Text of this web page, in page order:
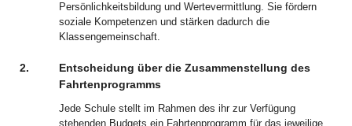
Persönlichkeitsbildung und Wertevermittlung. Sie fördern
soziale Kompetenzen und stärken dadurch die
Klassengemeinschaft.
2.
Entscheidung über die Zusammenstellung des
Fahrtenprogramms
Jede Schule stellt im Rahmen des ihr zur Verfügung
stehenden Budgets ein Fahrtenprogramm für das jeweilige